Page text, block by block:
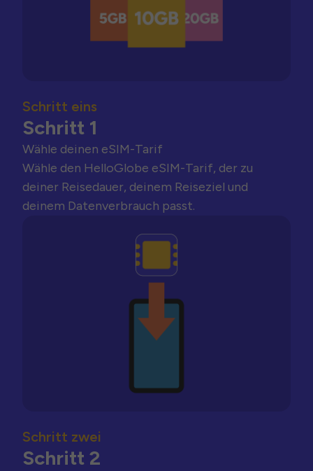
Schritt eins
Schritt 1
Wähle deinen eSIM-Tarif
Wähle den HelloGlobe eSIM-Tarif, der zu
deiner Reisedauer, deinem Reiseziel und
deinem Datenverbrauch passt.
Schritt zwei
Schritt 2